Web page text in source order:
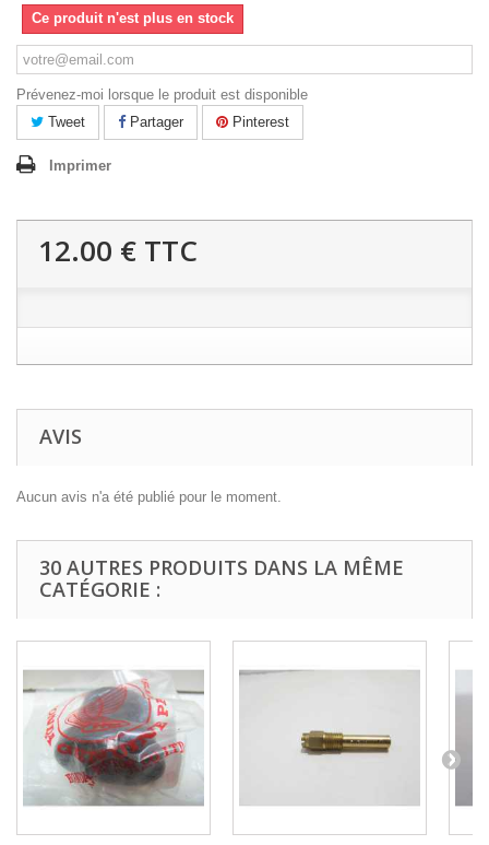
Ce produit n'est plus en stock
Prévenez-moi lorsque le produit est disponible
Tweet
Partager Pinterest
Imprimer
12.00 € TTC
AVIS
Aucun avis n'a été publié pour le moment.
30 AUTRES PRODUITS DANS LA MÊME
CATÉGORIE :